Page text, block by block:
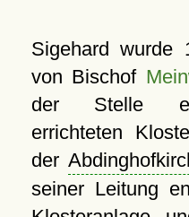
Sigehard wurde
von Bischof
der Stelle
errichteten
der
seiner Leitung